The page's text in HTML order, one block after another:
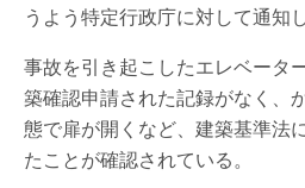
うよう特定行政庁に対して通知
事故を引き起こしたエレベータ
築確認申請された記録がなく、
態で扉が開くなど、建築基準法
たことが確認されている。